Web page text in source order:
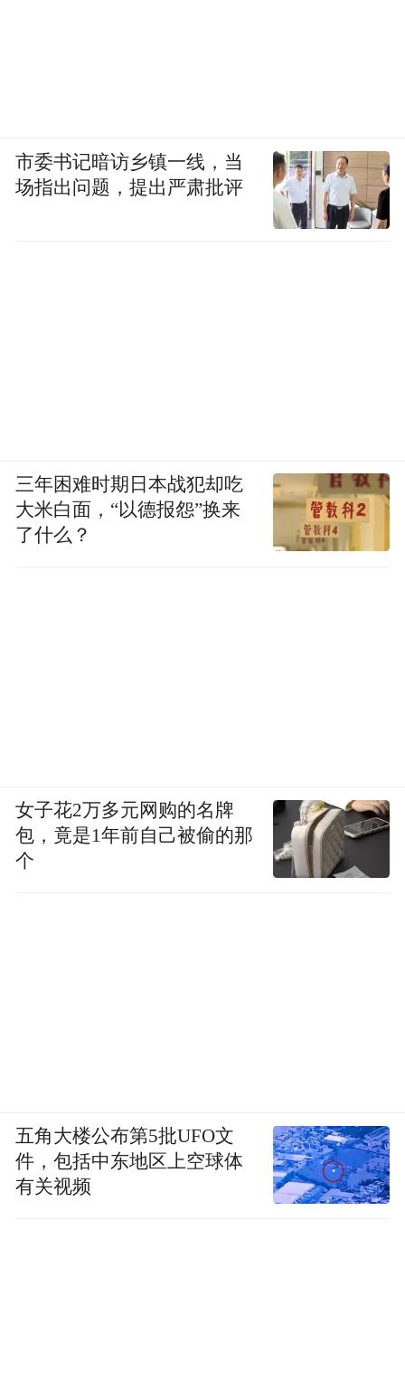
市委书记暗访乡镇一线，当
场指出问题，提出严肃批评
三年困难时期日本战犯却吃
大米白面，“以德报怨”换来
了什么？
女子花2万多元网购的名牌
包，竟是1年前自己被偷的那
个
五角大楼公布第5批UFO文
件，包括中东地区上空球体
有关视频